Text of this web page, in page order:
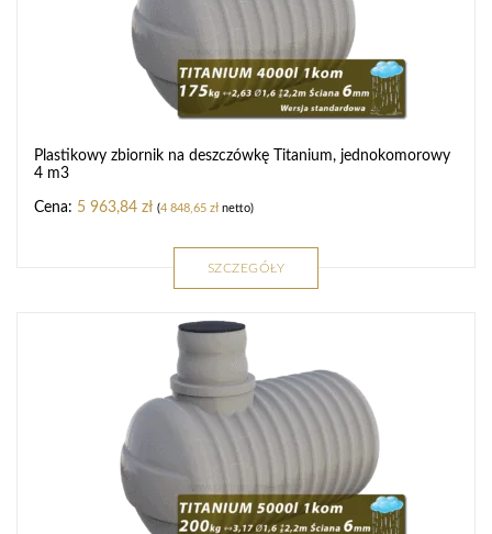
Plastikowy zbiornik na deszczówkę Titanium, jednokomorowy
4 m3
5 963,84 zł (4 848,65 złnetto)
SZCZEGÓŁY